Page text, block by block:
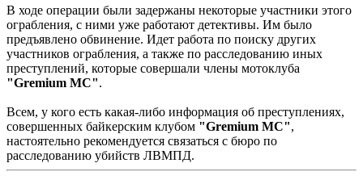
В ходе операции были задержаны некоторые участники этого
ограбления, с ними уже работают детективы. Им было
предъявлено обвинение. Идет работа по поиску других
участников ограбления, а также по расследованию иных
преступлений, которые совершали члены мотоклуба
"Gremium MC".
Всем, у кого есть какая-либо информация об преступлениях,
совершенных байкерским клубом "Gremium MC",
настоятельно рекомендуется связаться с бюро по
расследованию убийств ЛВМПД.